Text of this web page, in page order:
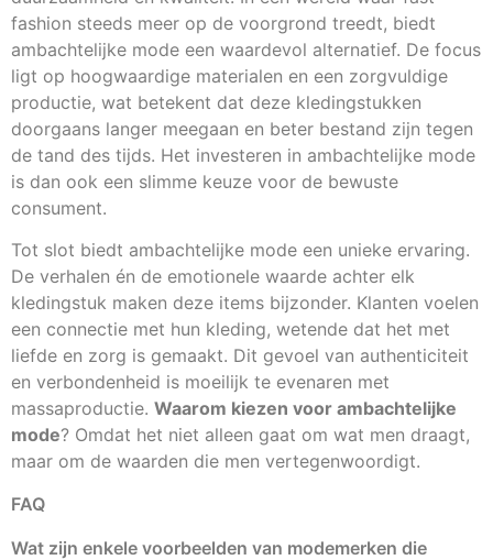
fashion steeds meer op de voorgrond treedt, biedt
ambachtelijke mode een waardevol alternatief. De focus
ligt op hoogwaardige materialen en een zorgvuldige
productie, wat betekent dat deze kledingstukken
doorgaans langer meegaan en beter bestand zijn tegen
de tand des tijds. Het investeren in ambachtelijke mode
is dan ook een slimme keuze voor de bewuste
consument.
Tot slot biedt ambachtelijke mode een unieke ervaring.
De verhalen én de emotionele waarde achter elk
kledingstuk maken deze items bijzonder. Klanten voelen
een connectie met hun kleding, wetende dat het met
liefde en zorg is gemaakt. Dit gevoel van authenticiteit
en verbondenheid is moeilijk te evenaren met
massaproductie. Waarom kiezen voor ambachtelijke
mode? Omdat het niet alleen gaat om wat men draagt,
maar om de waarden die men vertegenwoordigt.
FAQ
Wat zijn enkele voorbeelden van modemerken die